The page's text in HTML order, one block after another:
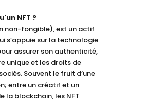
NFT ?
non-fongible), est un actif
s’appuie sur la technologie
assurer son authenticité,
unique et les droits de
Souvent le fruit d’une
entre un créatif et un
la blockchain, les NFT